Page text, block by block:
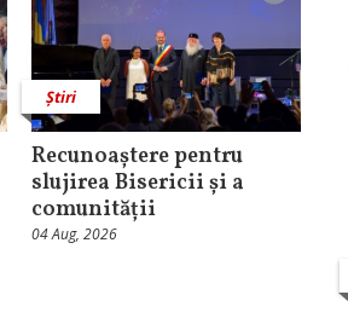
Știri
Recunoaștere pentru
slujirea Bisericii și a
comunității
04 Aug, 2026